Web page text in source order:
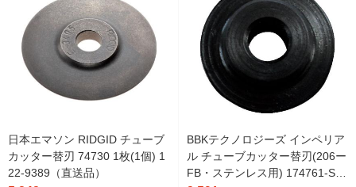
日本エマソン RIDGID チューブ
カッター替刃 74730 1枚(1個) 1
22-9389（直送品）
BBKテクノロジーズ インペリア
ル チューブカッター替刃(206ー
FB・ステンレス用) 174761-S 1